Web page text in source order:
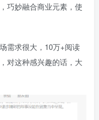
巧妙融合商业元素，使
需求很大，10万+阅读
对这种感兴趣的话，大